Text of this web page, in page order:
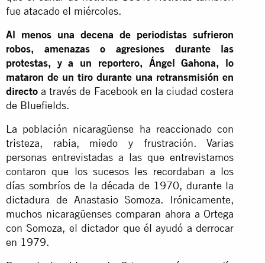
fue atacado el miércoles.
Al menos una decena de periodistas sufrieron
robos, amenazas o agresiones durante las
protestas, y a un reportero, Ángel Gahona, lo
mataron de un tiro durante una retransmisión en
directo a través de Facebook en la ciudad costera
de Bluefields.
La población nicaragüense ha reaccionado con
tristeza, rabia, miedo y frustración. Varias
personas entrevistadas a las que entrevistamos
contaron que los sucesos les recordaban a los
días sombríos de la década de 1970, durante la
dictadura de Anastasio Somoza. Irónicamente,
muchos nicaragüenses comparan ahora a Ortega
con Somoza, el dictador que él ayudó a derrocar
en 1979.